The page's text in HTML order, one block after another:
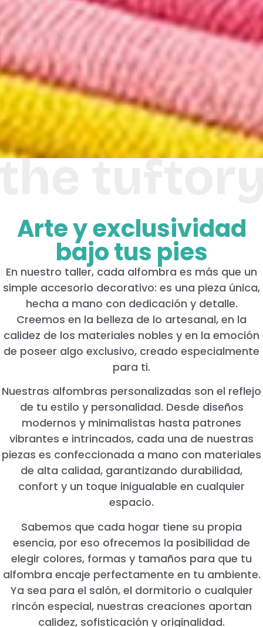
Arte y exclusividad
bajo tus pies
En nuestro taller, cada alfombra es más que un
simple accesorio decorativo: es una pieza única,
hecha a mano con dedicación y detalle.
Creemos en la belleza de lo artesanal, en la
calidez de los materiales nobles y en la emoción
de poseer algo exclusivo, creado especialmente
para ti.
Nuestras alfombras personalizadas son el reflejo
de tu estilo y personalidad. Desde diseños
modernos y minimalistas hasta patrones
vibrantes e intrincados, cada una de nuestras
piezas es confeccionada a mano con materiales
de alta calidad, garantizando durabilidad,
confort y un toque inigualable en cualquier
espacio.
Sabemos que cada hogar tiene su propia
esencia, por eso ofrecemos la posibilidad de
elegir colores, formas y tamaños para que tu
alfombra encaje perfectamente en tu ambiente.
Ya sea para el salón, el dormitorio o cualquier
rincón especial, nuestras creaciones aportan
calidez, sofisticación y originalidad.